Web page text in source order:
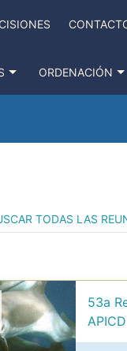
ORDENACIÓN
TODAS LAS
53a